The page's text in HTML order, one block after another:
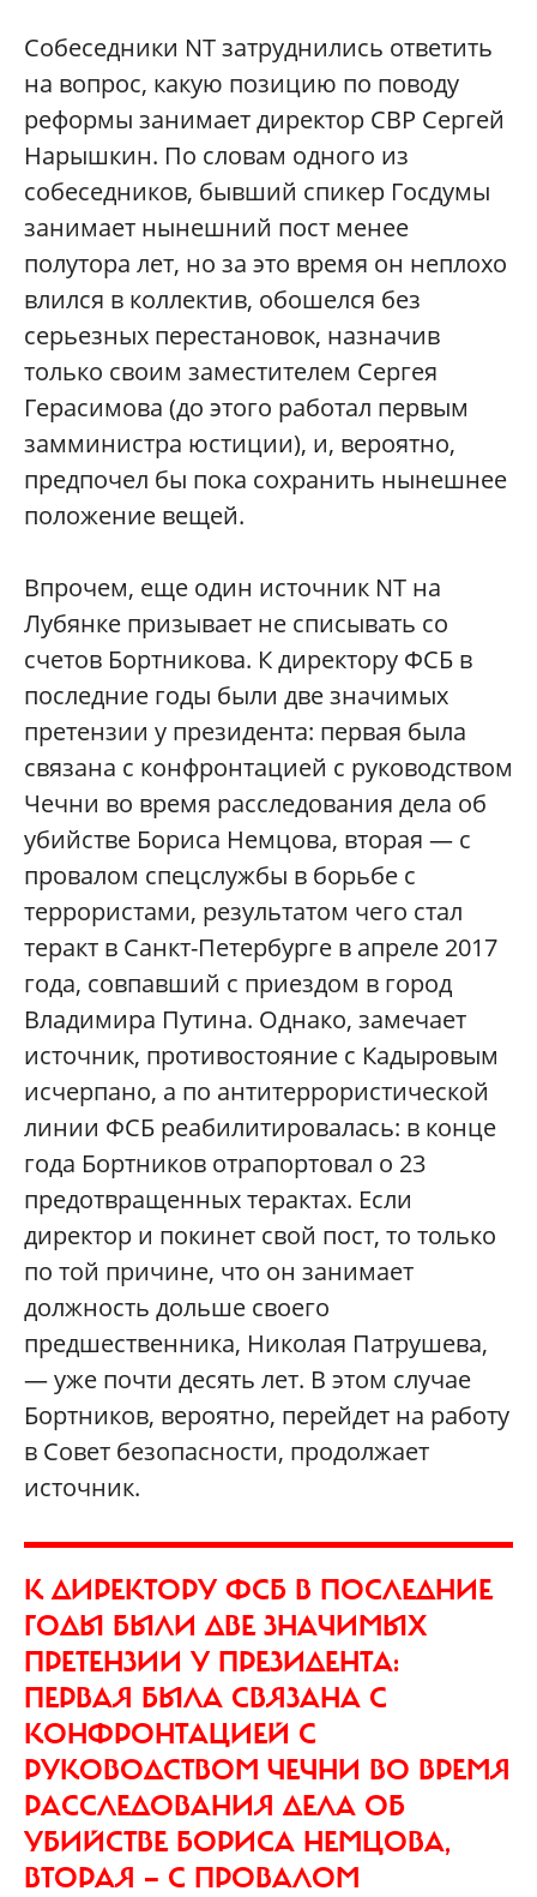
Собеседники NT затруднились ответить
на вопрос, какую позицию по поводу
реформы занимает директор СВР Сергей
Нарышкин. По словам одного из
собеседников, бывший спикер Госдумы
занимает нынешний пост менее
полутора лет, но за это время он неплохо
влился в коллектив, обошелся без
серьезных перестановок, назначив
только своим заместителем Сергея
Герасимова (до этого работал первым
замминистра юстиции), и, вероятно,
предпочел бы пока сохранить нынешнее
положение вещей.
Впрочем, еще один источник NT на
Лубянке призывает не списывать со
счетов Бортникова. К директору ФСБ в
последние годы были две значимых
претензии у президента: первая была
связана с конфронтацией с руководством
Чечни во время расследования дела об
убийстве Бориса Немцова, вторая — с
провалом спецслужбы в борьбе с
террористами, результатом чего стал
теракт в Санкт-Петербурге в апреле 2017
года, совпавший с приездом в город
Владимира Путина. Однако, замечает
источник, противостояние с Кадыровым
исчерпано, а по антитеррористической
линии ФСБ реабилитировалась: в конце
года Бортников отрапортовал о 23
предотвращенных терактах. Если
директор и покинет свой пост, то только
по той причине, что он занимает
должность дольше своего
предшественника, Николая Патрушева,
— уже почти десять лет. В этом случае
Бортников, вероятно, перейдет на работу
в Совет безопасности, продолжает
источник.
К ДИРЕКТОРУ ФСБ В ПОСЛЕДНИЕ
ГОДЫ БЫЛИ ДВЕ ЗНАЧИМЫХ
ПРЕТЕНЗИИ У ПРЕЗИДЕНТА:
ПЕРВАЯ БЫЛА СВЯЗАНА С
КОНФРОНТАЦИЕЙ С
РУКОВОДСТВОМ ЧЕЧНИ ВО ВРЕМЯ
РАССЛЕДОВАНИЯ ДЕЛА ОБ
УБИЙСТВЕ БОРИСА НЕМЦОВА,
ВТОРАЯ — С ПРОВАЛОМ